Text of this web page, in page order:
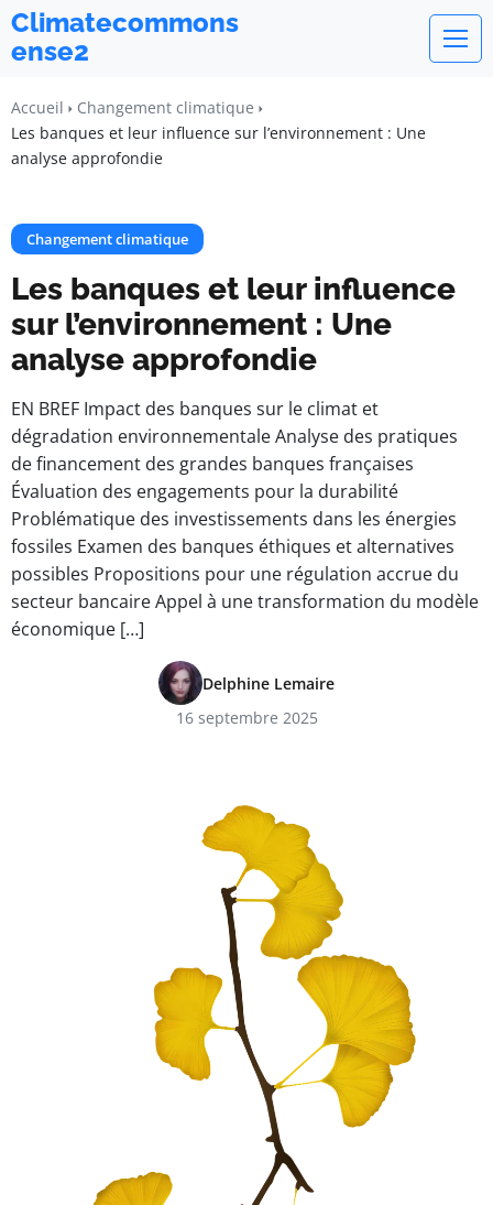
Climatecommons
ense2
Accueil
Changement climatique
Les banques et leur influence sur l’environnement : Une
analyse approfondie
Changement climatique
Les banques et leur influence
sur l’environnement : Une
analyse approfondie
EN BREF Impact des banques sur le climat et
dégradation environnementale Analyse des pratiques
de financement des grandes banques françaises
Évaluation des engagements pour la durabilité
Problématique des investissements dans les énergies
fossiles Examen des banques éthiques et alternatives
possibles Propositions pour une régulation accrue du
secteur bancaire Appel à une transformation du modèle
économique […]
Delphine Lemaire
16 septembre 2025